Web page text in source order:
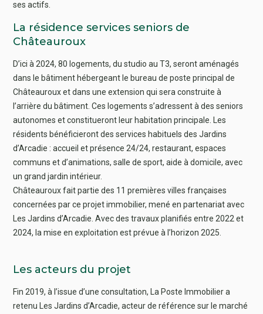
ses actifs.
La résidence services seniors de
Châteauroux
D’ici à 2024, 80 logements, du studio au T3, seront aménagés
dans le bâtiment hébergeant le bureau de poste principal de
Châteauroux et dans une extension qui sera construite à
l’arrière du bâtiment. Ces logements s’adressent à des seniors
autonomes et constitueront leur habitation principale. Les
résidents bénéficieront des services habituels des Jardins
d’Arcadie : accueil et présence 24/24, restaurant, espaces
communs et d’animations, salle de sport, aide à domicile, avec
un grand jardin intérieur.
Châteauroux fait partie des 11 premières villes françaises
concernées par ce projet immobilier, mené en partenariat avec
Les Jardins d’Arcadie. Avec des travaux planifiés entre 2022 et
2024, la mise en exploitation est prévue à l’horizon 2025.
Les acteurs du projet
Fin 2019, à l’issue d’une consultation, La Poste Immobilier a
retenu Les Jardins d’Arcadie, acteur de référence sur le marché